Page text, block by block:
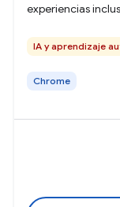
experiencias
IA y aprendizaje
Chrome